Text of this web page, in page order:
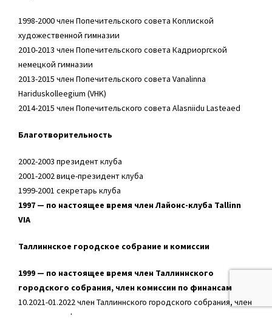
1998-2000 член Попечительского совета Коплиской
художественной гимназии
2010-2013 член Попечительского совета Кадриоргской
немецкой гимназии
2013-2015 член Попечительского совета Vanalinna
Hariduskolleegium (VHK)
2014-2015 член Попечительского совета Alasniidu Lasteaed
Благотворительность
2002-2003 президент клуба
2001-2002 вице-президент клуба
1999-2001 секретарь клуба
1997 — по настоящее время член Лайонс-клуба Tallinn
VIA
Таллиннское городское собрание и комиссии
1999 — по настоящее время член Таллиннского
городского собрания, член комиссии по финансам
10.2021-01.2022 член Таллиннского городского собрания, член
комиссии по финансам